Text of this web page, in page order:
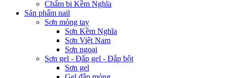
Chấm bi Kềm Nghĩa
Sản phẩm nail
Sơn móng tay
Sơn Kềm Nghĩa
Sơn Việt Nam
Sơn ngoại
Sơn gel - Đắp gel - Đắp bột
Sơn gel